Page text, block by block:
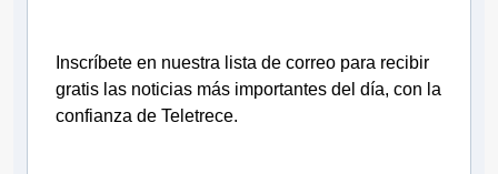
Inscríbete en nuestra lista de correo para recibir
gratis las noticias más importantes del día, con la
confianza de Teletrece.